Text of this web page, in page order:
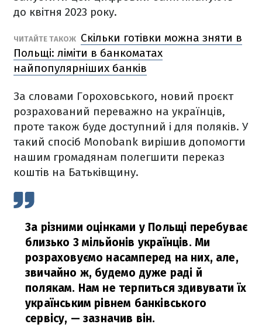
до квітня 2023 року.
ЧИТАЙТЕ ТАКОЖ Скільки готівки можна зняти в
Польщі: ліміти в банкоматах
найпопулярніших банків
За словами Гороховського, новий проєкт
розрахований переважно на українців,
проте також буде доступний і для поляків. У
такий спосіб Monobank вирішив допомогти
нашим громадянам полегшити переказ
коштів на Батьківщину.
За різними оцінками у Польщі перебуває
близько 3 мільйонів українців. Ми
розраховуємо насамперед на них, але,
звичайно ж, будемо дуже раді й
полякам. Нам не терпиться здивувати їх
українським рівнем банківського
сервісу, — зазначив він.